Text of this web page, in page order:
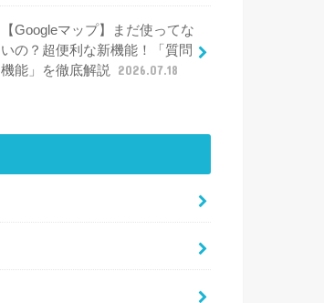
【Googleマップ】まだ使ってな
いの？超便利な新機能！「質問
機能」を徹底解説
2026.07.18